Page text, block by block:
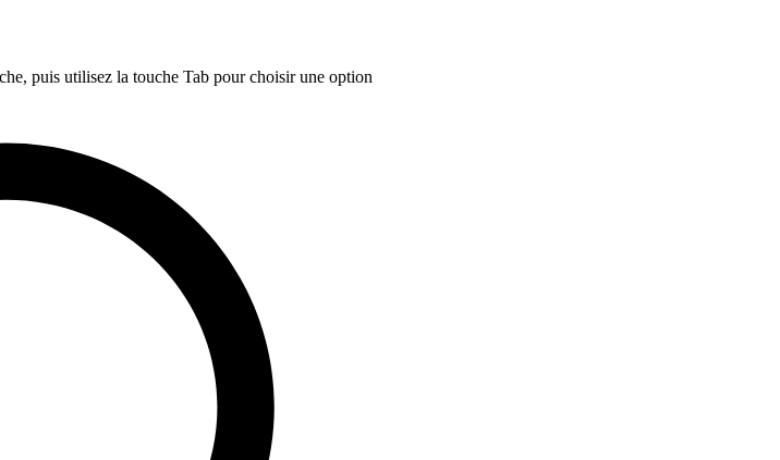
puis utilisez la touche Tab pour choisir une option